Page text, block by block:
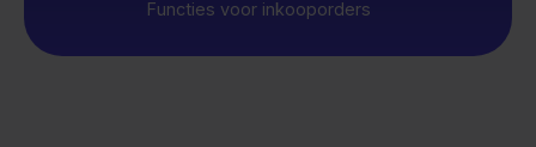
Functies voor inkooporders